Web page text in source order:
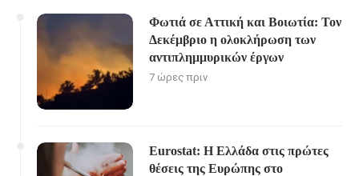
Φωτιά σε Αττική και Βοιωτία: Τον
Δεκέμβριο η ολοκλήρωση των
αντιπλημμυρικών έργων
7 ώρες πριν
Eurostat: Η Ελλάδα στις πρώτες
θέσεις της Ευρώπης στο